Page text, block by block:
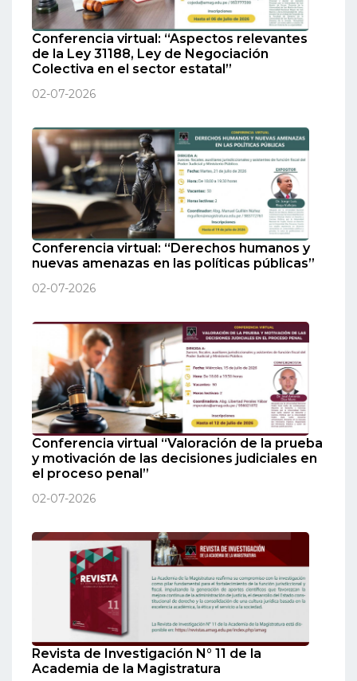
Conferencia virtual: “Aspectos relevantes
de la Ley 31188, Ley de Negociación
Colectiva en el sector estatal”
02-07-2026
Conferencia virtual: “Derechos humanos y
nuevas amenazas en las políticas públicas”
02-07-2026
Conferencia virtual “Valoración de la prueba
y motivación de las decisiones judiciales en
el proceso penal”
02-07-2026
Revista de Investigación N° 11 de la
Academia de la Magistratura